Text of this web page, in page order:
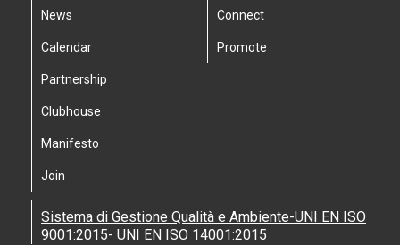
News
Calendar
Partnership
Clubhouse
Manifesto
Join
Connect
Promote
Sistema di Gestione Qualità e Ambiente-UNI EN ISO
9001:2015- UNI EN ISO 14001:2015